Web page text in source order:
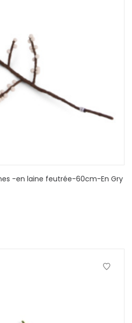
-en laine feutrée-60cm-En Gry